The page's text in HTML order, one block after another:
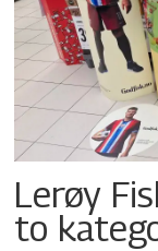
Lerøy
to